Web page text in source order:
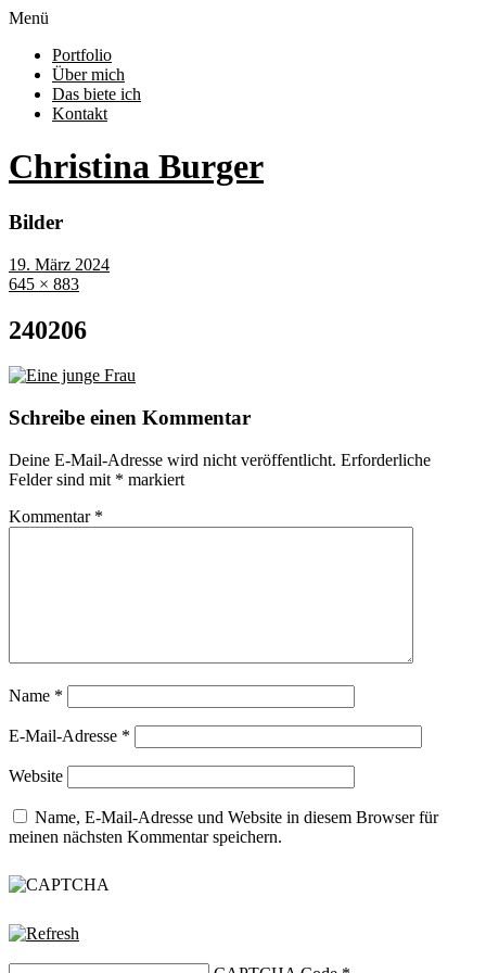
Menü
Portfolio
Über mich
Das biete ich
Kontakt
Christina Burger
Bilder
19. März 2024
645 × 883
240206
Schreibe einen Kommentar
Deine E-Mail-Adresse wird nicht veröffentlicht. Erforderliche
Felder sind mit * markiert
Kommentar *
Name *
E-Mail-Adresse *
Website
Name, E-Mail-Adresse und Website in diesem Browser für
meinen nächsten Kommentar speichern.